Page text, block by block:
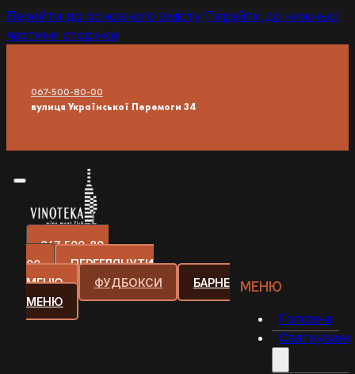
Перейти до основного вмісту Перейти до нижньої
частини сторінки
067-500-80-00
вулиця Української Перемоги 34
067-500-80-
00
ПЕРЕГЛЯНУТИ
МЕНЮ
ФУДБОКСИ
БАРНЕ
МЕНЮ
МЕНЮ
Головна